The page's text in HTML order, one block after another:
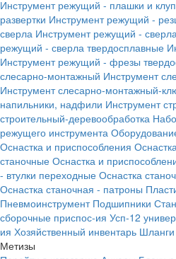
Инструмент режущий - плашки и
развертки Инструмент режущий -
сверла Инструмент режущий -
режущий - сверла твердосплавные
Инструмент режущий - фрезы
слесарно-монтажный Инструмент
Инструмент слесарно-монтажный-
напильники, надфили Инструмент
строительный-деревообработка
режущего инструмента
Оснастка и приспособления
станочные Оснастка и
- втулки переходные Оснастка
Оснастка станочная - патроны
Пневмоинструмент Подшипники
сборочные приспос-ия Усп-12
ия Хозяйственный инвентарь Шланги
Метизы